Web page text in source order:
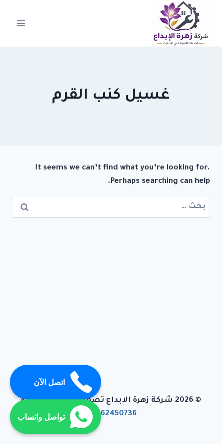
التجاوز
المحتوى
غسيل كنب القرم
It seems we can’t find what you’re looking for.
Perhaps searching can help.
البحث
عن:
© 2026 شركة زهرة الابداع تصميم وبرمجة تيفاجو
01062450736
اتصل الآن
تواصل واتساب